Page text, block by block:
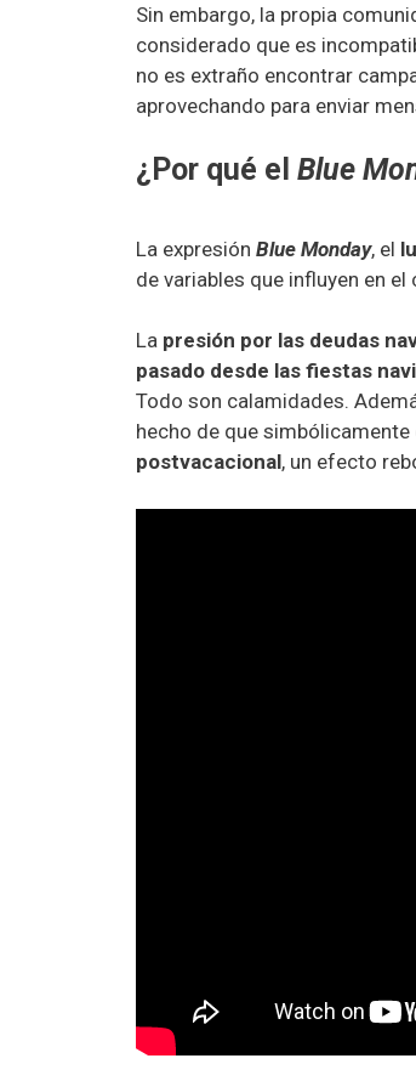
Sin embargo, la propia
considerado que es
no es extraño encontrar
aprovechando para enviar
¿Por qué el Blue
La expresión Blue Monday, el
de variables que influyen en
La presión por las deudas
pasado desde las fiestas
Todo son calamidades.
hecho de que
postvacacional, un efecto